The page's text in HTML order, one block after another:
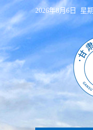
2026年8月6日 星